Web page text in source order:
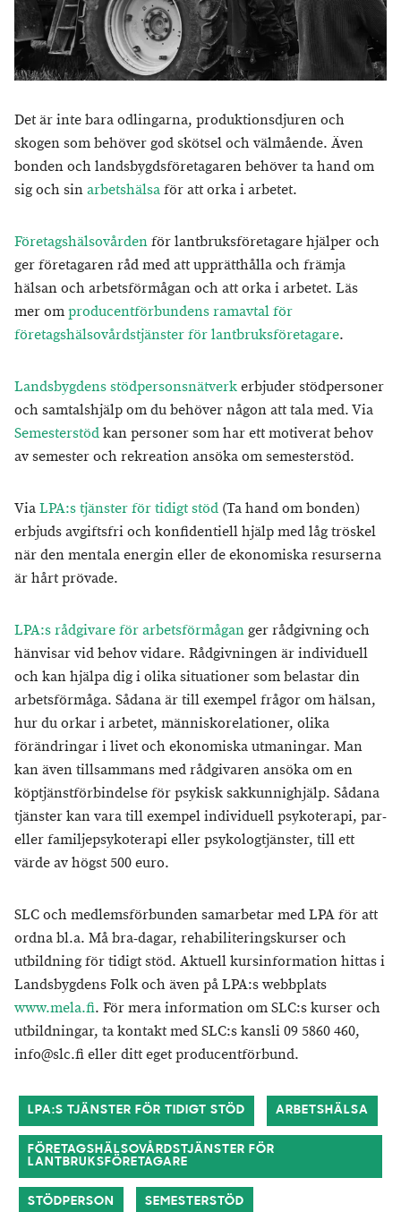
Det är inte bara odlingarna, produktionsdjuren och
skogen som behöver god skötsel och välmående. Även
bonden och landsbygdsföretagaren behöver ta hand om
sig och sinarbetshälsaför att orka i arbetet.
Företagshälsovårdenför lantbruksföretagare hjälper och
ger företagaren råd med att upprätthålla och främja
hälsan och arbetsförmågan och att orka i arbetet. Läs
mer omproducentförbundens ramavtal för
företagshälsovårdstjänster för lantbruksföretagare.
Landsbygdens stödpersonsnätverkerbjuder stödpersoner
och samtalshjälp om du behöver någon att tala med. Via
Semesterstödkan personer som har ett motiverat behov
av semester och rekreation ansöka om semesterstöd.
ViaLPA:s tjänster för tidigt stöd (Ta hand om bonden)
erbjuds avgiftsfri och konfidentiell hjälp med låg tröskel
när den mentala energin eller de ekonomiska resurserna
är hårt prövade.
LPA:s rådgivare för arbetsförmåganger rådgivning och
hänvisar vid behov vidare. Rådgivningen är individuell
och kan hjälpa dig i olika situationer som belastar din
arbetsförmåga. Sådana är till exempel frågor om hälsan,
hur du orkar i arbetet, människorelationer, olika
förändringar i livet och ekonomiska utmaningar. Man
kan även tillsammans med rådgivaren ansöka om en
köptjänstförbindelse för psykisk sakkunnighjälp. Sådana
tjänster kan vara till exempel individuell psykoterapi, par-
eller familjepsykoterapi eller psykologtjänster, till ett
värde av högst 500 euro.
SLC och medlemsförbunden samarbetar med LPA för att
ordna bl.a. Må bra-dagar, rehabiliteringskurser och
utbildning för tidigt stöd. Aktuell kursinformation hittas i
Landsbygdens Folk och även på LPA:s webbplats
www.mela.fi. För mera information om SLC:s kurser och
utbildningar, ta kontakt med SLC:s kansli 09 5860 460,
info@slc.fi eller ditt eget producentförbund.
LPA:S TJÄNSTER FÖR TIDIGT STÖD ARBETSHÄLSA
FÖRETAGSHÄLSOVÅRDSTJÄNSTER FÖR
LANTBRUKSFÖRETAGARE
STÖDPERSON SEMESTERSTÖD